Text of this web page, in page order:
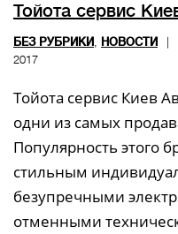
Тойота сервис
БЕЗ РУБРИКИ , НОВОСТИ
2017
Тойота сервис Киев
одни из самых
Популярность этого
стильным
безупречными
отменными